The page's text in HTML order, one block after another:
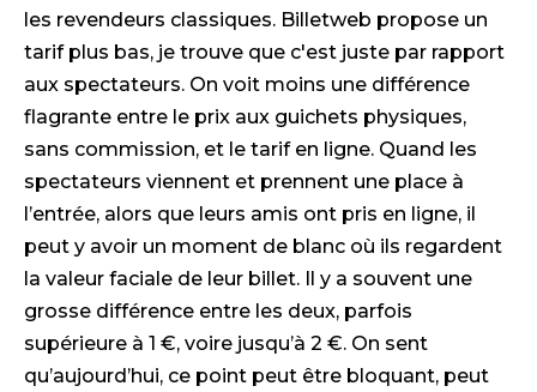
les revendeurs classiques. Billetweb propose un
tarif plus bas, je trouve que c'est juste par rapport
aux spectateurs. On voit moins une différence
flagrante entre le prix aux guichets physiques,
sans commission, et le tarif en ligne. Quand les
spectateurs viennent et prennent une place à
l’entrée, alors que leurs amis ont pris en ligne, il
peut y avoir un moment de blanc où ils regardent
la valeur faciale de leur billet. Il y a souvent une
grosse différence entre les deux, parfois
supérieure à 1 €, voire jusqu’à 2 €. On sent
qu’aujourd’hui, ce point peut être bloquant, peut